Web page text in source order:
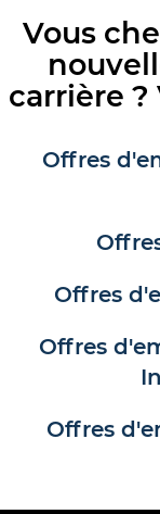
Vous
carrière
Offres
Offres
Offres
Offres